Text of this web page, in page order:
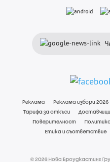
Реклама Реклама избори 2026
Тарифа за откъси
Доставчици
Поверителност
Етика и съответствие
© 2026 Нова Броудкастинг